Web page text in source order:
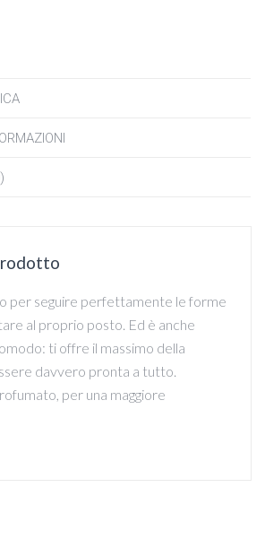
per seguire perfettamente le forme
al proprio posto. Ed è anche
ti offre il massimo della
davvero pronta a tutto.
per una maggiore